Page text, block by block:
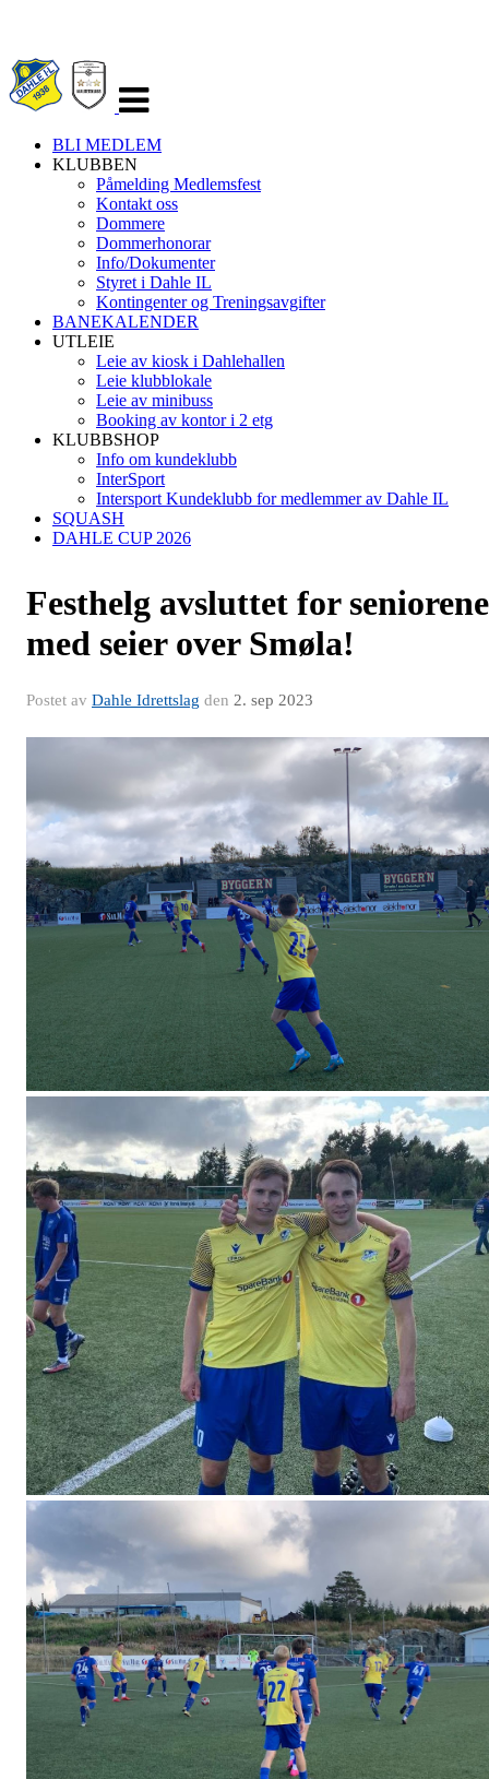
navigasjon
BLI MEDLEM
KLUBBEN
Påmelding Medlemsfest
Kontakt oss
Dommere
Dommerhonorar
Info/Dokumenter
Styret i Dahle IL
Kontingenter og Treningsavgifter
BANEKALENDER
UTLEIE
Leie av kiosk i Dahlehallen
Leie klubblokale
Leie av minibuss
Booking av kontor i 2 etg
KLUBBSHOP
Info om kundeklubb
InterSport
Intersport Kundeklubb for medlemmer av Dahle IL
SQUASH
DAHLE CUP 2026
Festhelg avsluttet for seniorene
med seier over Smøla!
Postet av Dahle Idrettslag den 2. sep 2023